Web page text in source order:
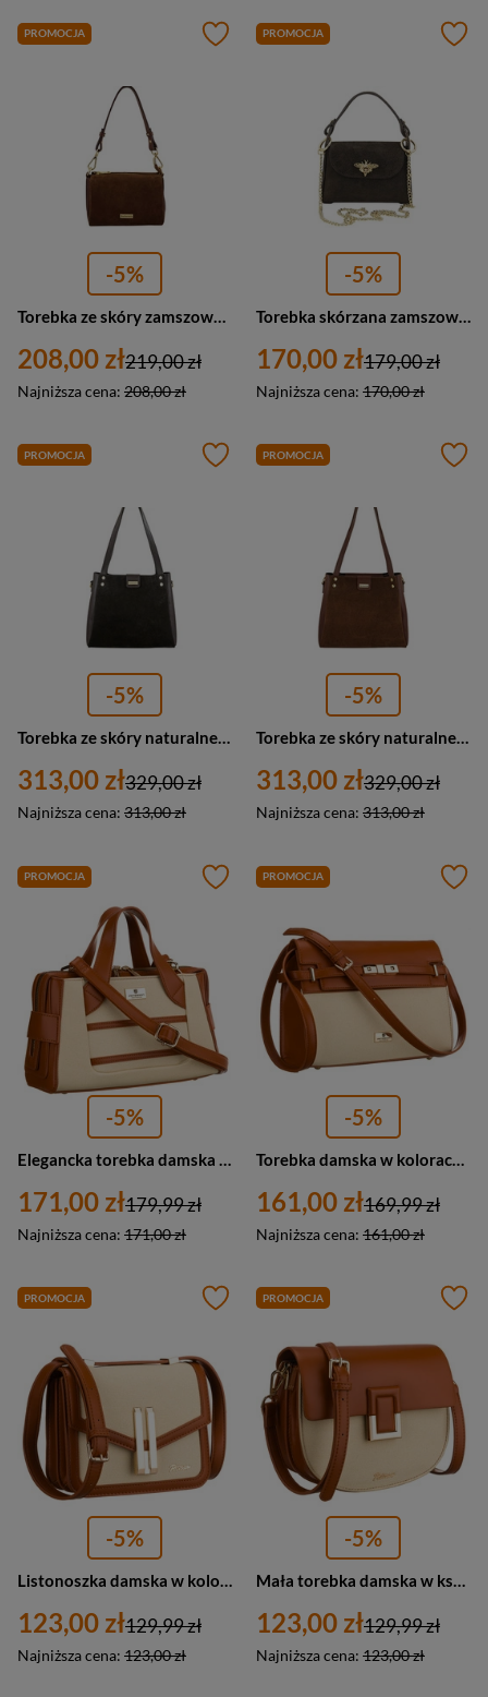
PROMOCJA
-5%
208,00 zł
Najniższa cena: 208,00 zł
219,00 zł
PROMOCJA
-5%
170,00 zł
Najniższa cena: 170,00 zł
179,00 zł
PROMOCJA
-5%
Torebka ze skóry naturalnej i zamszu damska Barberini's 1005-11 mała ciemnobrązowa
313,00 zł
Najniższa cena: 313,00 zł
329,00 zł
PROMOCJA
-5%
Torebka ze skóry naturalnej zamszowa damska Barberini's 1005-6 mała brązowa
313,00 zł
Najniższa cena: 313,00 zł
329,00 zł
PROMOCJA
-5%
171,00 zł
Najniższa cena: 171,00 zł
179,99 zł
PROMOCJA
-5%
161,00 zł
Najniższa cena: 161,00 zł
169,99 zł
PROMOCJA
-5%
Listonoszka damska w kolorach ecru i brązowym, dwukomorowa - Peterson
123,00 zł
Najniższa cena: 123,00 zł
129,99 zł
PROMOCJA
-5%
Mała torebka damska w kształcie podkówki w kolorach ecru i brązowym, zamykana klipsem magnetycznym - Peterson
123,00 zł
Najniższa cena: 123,00 zł
129,99 zł